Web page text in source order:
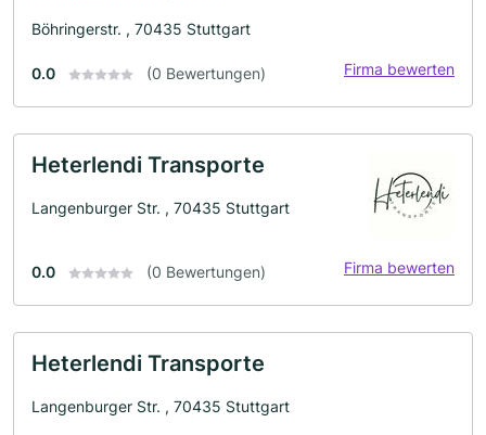
Böhringerstr. , 70435 Stuttgart
0.0 (0 Bewertungen) Firma bewerten
Heterlendi Transporte
Langenburger Str. , 70435 Stuttgart
0.0 (0 Bewertungen) Firma bewerten
Heterlendi Transporte
Langenburger Str. , 70435 Stuttgart